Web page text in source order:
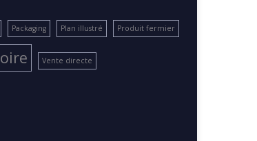
Packaging Plan illustré Produit fermier
Vente directe